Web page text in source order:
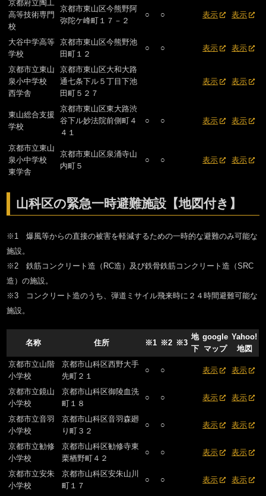
京都府立陶工
高等技術専門
校
京都市東山区今熊野阿
弥陀ケ峰町１７－２
○ ○ 表示 表示
大谷中学高等
学校
京都市東山区今熊野池
田町１２
○ ○ 表示 表示
京都市立東山
泉小中学校
西学舎
京都市東山区大和大路
通七条下ル５丁目下池
田町５２７
表示 表示
東山総合支援
学校
京都市東山区東大路渋
谷下ル妙法院前側町４
４１
○ ○ 表示 表示
京都市立東山
泉小中学校
東学舎
京都市東山区泉涌寺山
内町５
○ ○ 表示 表示
山科区の緊急一時避難施設【地図付き】
※1 爆風等からの直接の被害を軽減するための一時的な避難のみ可能な
施設。
※2 鉄筋コンクリート造（RC造）及び鉄骨鉄筋コンクリート造（SRC
造）の施設。
※3 コンクリート造のうち、弾道ミサイル飛来時に２４時間避難可能な
施設。
名称 住所 ※1 ※2 ※3
地
下
google
マップ
Yahoo!
地図
京都市立山階
小学校
京都市山科区西野大手
先町２１
○ ○ 表示 表示
京都市立鏡山
小学校
京都市山科区御陵血洗
町１８
○ ○ 表示 表示
京都市立音羽
小学校
京都市山科区音羽森廻
り町３２
○ ○ 表示 表示
京都市立勧修
小学校
京都市山科区勧修寺東
栗栖野町４２
○ ○ 表示 表示
京都市立安朱
小学校
京都市山科区安朱山川
町１７
○ ○ 表示 表示